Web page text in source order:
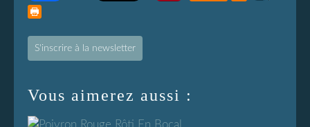
S'inscrire à la newsletter
Vous aimerez aussi :